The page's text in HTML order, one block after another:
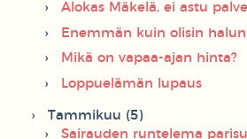
Alokas Mäkelä, ei astu
Enemmän kuin olisin
Mikä on vapaa-ajan hinta?
Loppuelämän lupaus
Tammikuu (5)
Sairauden runtelema